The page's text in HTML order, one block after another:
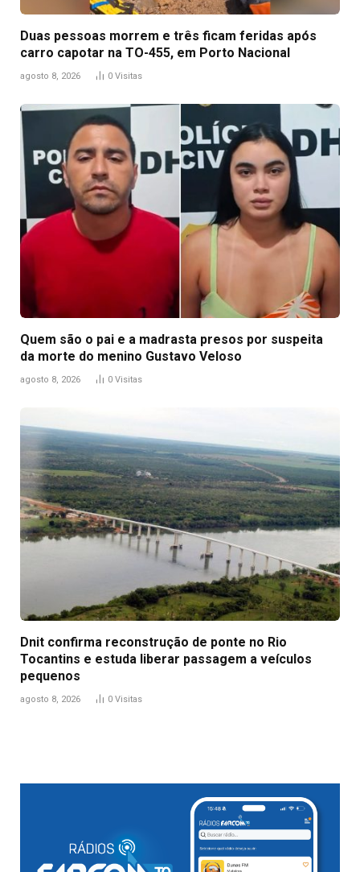
Duas pessoas morrem e três ficam feridas após
carro capotar na TO-455, em Porto Nacional
agosto 8, 2026 0 Visitas
Quem são o pai e a madrasta presos por suspeita
da morte do menino Gustavo Veloso
agosto 8, 2026 0 Visitas
Dnit confirma reconstrução de ponte no Rio
Tocantins e estuda liberar passagem a veículos
pequenos
agosto 8, 2026 0 Visitas